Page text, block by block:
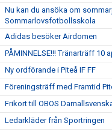
Nu kan du ansöka om
Sommarlovsfotbollsskola
Adidas besöker Airdomen
PÅMINNELSE!!! Tränarträff 10
Ny ordförande i Piteå IF FF
Föreningsträff med Framtid
Frikort till OBOS
Ledarkläder från Sportringen